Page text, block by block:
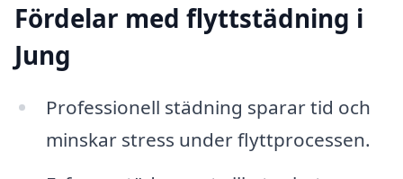
Fördelar med flyttstädning i
Jung
Professionell städning sparar tid och
minskar stress under flyttprocessen.